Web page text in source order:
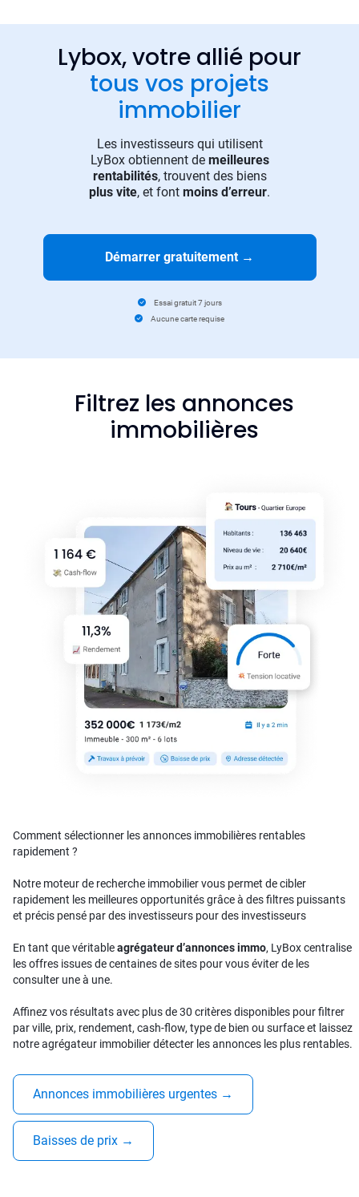
Lybox, votre allié pour
tous vos projets
immobilier
Les investisseurs qui utilisent
LyBox obtiennent de meilleures
rentabilités, trouvent des biens
plus vite, et font moins d’erreur.
Démarrer gratuitement →
Essai gratuit 7 jours
Aucune carte requise
Filtrez les annonces
immobilières
Comment sélectionner les annonces immobilières rentables
rapidement ?
Notre moteur de recherche immobilier vous permet de cibler
rapidement les meilleures opportunités grâce à des filtres puissants
et précis pensé par des investisseurs pour des investisseurs
En tant que véritableagrégateur d’annonces immo, LyBox centralise
les offres issues de centaines de sites pour vous éviter de les
consulter une à une.
Affinez vos résultats avec plus de 30 critères disponibles pour filtrer
par ville, prix, rendement, cash-flow, type de bien ou surface et laissez
notre agrégateur immobilier détecter les annonces les plus rentables.
Annonces immobilières urgentes →
Baisses de prix →